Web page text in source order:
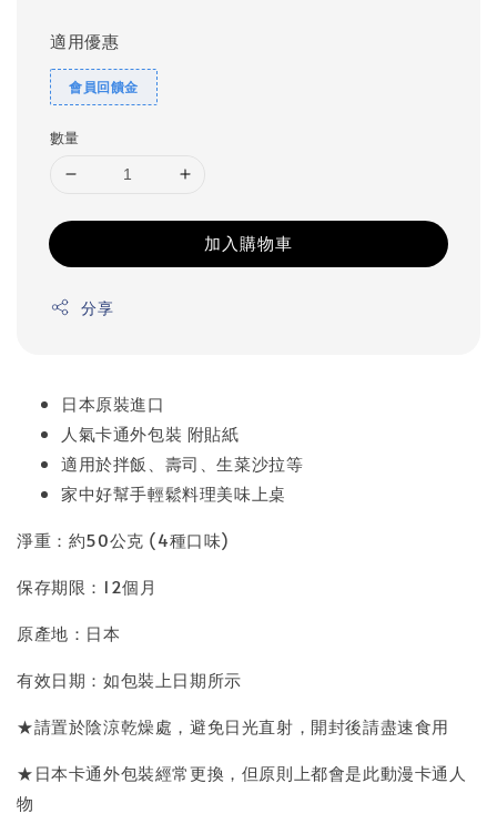
適用優惠
會員回饋金
數量
加入購物車
分享
日本原裝進口
人氣卡通外包裝 附貼紙
適用於拌飯、壽司、生菜沙拉等
家中好幫手輕鬆料理美味上桌
淨重：約50公克 (4種口味)
保存期限：12個月
原產地：日本
有效日期：如包裝上日期所示
★請置於陰涼乾燥處，避免日光直射，開封後請盡速食用
★日本卡通外包裝經常更換，但原則上都會是此動漫卡通人
物